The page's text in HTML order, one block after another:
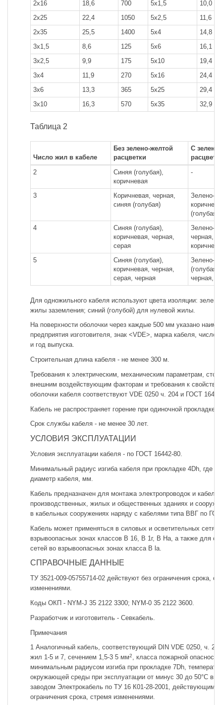
2x16 18,6 700 5x1,5
10,0
2x25
22,4 1050 5x2,5
11,6
2x35
25,5 1400 5x4
14,8
3x1,5
8,6 125 5x6
16,1
3x2,5
9,9 175 5x10
19,4
3x4
11,9 270 5x16
24,4
3x6
13,3 365 5x25
29,4
3x10
16,3 570 5x35 32,9
Таблица 2
Число жил в кабеле
Без зелено-желтой
расцветки
С
2
Синяя (голубая),
коричневая
-
3
Коричневая, черная,
синяя (голубая)
Зелено-
(голубая)
4
Синяя (голубая),
коричневая, черная,
серая
Зелено-
черная,
5
Синяя (голубая),
коричневая, черная,
серая, черная
Зелено-
черная,
Для одножильного кабеля используют цвета изоляции:
жилы заземления; синий (голубой) для нулевой жилы.
На поверхности оболочки через каждые 500 мм указано
предприятия изготовителя, знак <VDE>, марка кабеля, число
и год выпуска.
Строительная длина кабеля - не менее 300 м.
Требования к электрическим, механическим параметрам,
внешним воздействующим факторам и требования к
оболочки кабеля соответствуют VDE 0250 ч. 204 и ГОСТ
Кабель не распространяет горение при одиночной прокладке.
Срок службы кабеля - не менее 30 лет.
УСЛОВИЯ ЭКСПЛУАТАЦИИ
Условия эксплуатации кабеля - по ГОСТ 16442-80.
Минимальный радиус изгиба кабеля при прокладке 4Dh, где
диаметр кабеля, мм.
Кабель предназначен для монтажа электропроводок и
производственных, жилых и общественных зданиях и
в кабельных сооружениях наряду с кабелями типа ВВГ по
Кабель может применяться в силовых и осветительных сетях
взрывоопасных зонах классов В 16, В 1г, В На, а также для
сетей во взрывоопасных зонах класса В la.
СПРАВОЧНЫЕ ДАННЫЕ
ТУ 3521-009-05755714-02 действуют без ограничения срока, с
изменениями.
Коды ОКП - NYM-J 35 2122 3300; NYM-0 35 2122 3600.
Разработчик и изготовитель - Севкабель.
Примечания
1 Аналогичный кабель, соответствующий DIN VDE 0250, ч.
жил 1-5 и 7, сечением 1,5-3 5 мм2, класса пожарной
минимальным радиусом изгиба при прокладке 7Dh,
окружающей среды при эксплуатации от минус 30 до 50°С
заводом Электрокабель по ТУ 16 К01-28-2001, действующим
ограничения срока, стремя изменениями.